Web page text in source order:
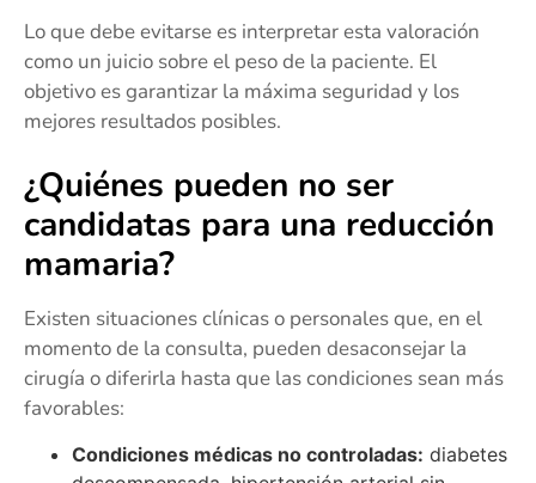
Lo que debe evitarse es interpretar esta valoración
como un juicio sobre el peso de la paciente. El
objetivo es garantizar la máxima seguridad y los
mejores resultados posibles.
¿Quiénes pueden no ser
candidatas para una reducción
mamaria?
Existen situaciones clínicas o personales que, en el
momento de la consulta, pueden desaconsejar la
cirugía o diferirla hasta que las condiciones sean más
favorables:
Condiciones médicas no controladas: diabetes